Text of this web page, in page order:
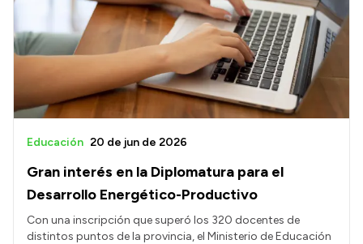
Gran interés en la Diplomatura para el
Desarrollo Energético-Productivo
Educación 20 de jun de 2026
Con una inscripción que superó los 320 docentes de
distintos puntos de la provincia, el Ministerio de Educación